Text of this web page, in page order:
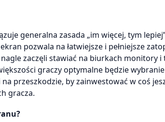
generalna zasada „im więcej, tym
pozwala na łatwiejsze i pełniejsze
zaczęli stawiać na biurkach monitory
graczy optymalne będzie
na przeszkodzie, by zainwestować w coś
gracza.